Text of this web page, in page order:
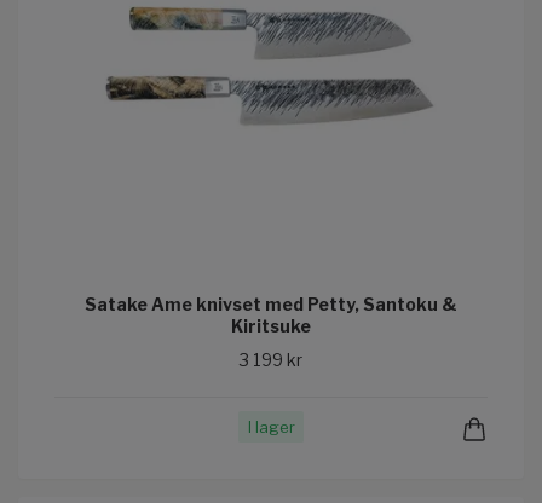
Satake Ame knivset med Petty, Santoku &
Kiritsuke
3 199 kr
I lager